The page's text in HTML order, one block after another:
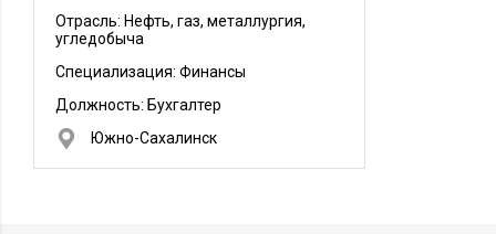
Отрасль: Нефть, газ, металлургия,
угледобыча
Специализация: Финансы
Должность: Бухгалтер
Южно-Сахалинск